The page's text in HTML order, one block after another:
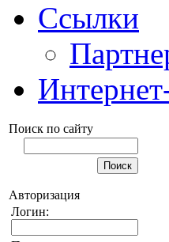
Ссылки
Поиск по сайту
Авторизация
Логин: